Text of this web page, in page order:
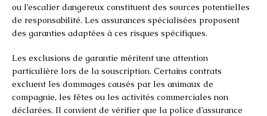
ou l’escalier dangereux constituent des sources potentielles
de responsabilité. Les assurances spécialisées proposent
des garanties adaptées à ces risques spécifiques.
Les exclusions de garantie méritent une attention
particulière lors de la souscription. Certains contrats
excluent les dommages causés par les animaux de
compagnie, les fêtes ou les activités commerciales non
déclarées. Il convient de vérifier que la police d’assurance